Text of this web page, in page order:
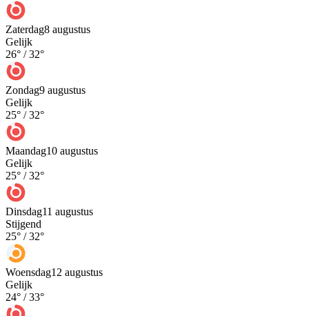
Zaterdag8 augustus
Gelijk
26° /32°
Zondag9 augustus
Gelijk
25° /32°
Maandag10 augustus
Gelijk
25° /32°
Dinsdag11 augustus
Stijgend
25° /32°
Woensdag12 augustus
Gelijk
24° /33°